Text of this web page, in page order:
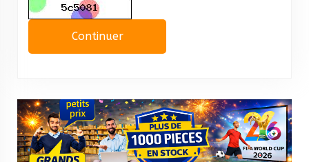
Continuer